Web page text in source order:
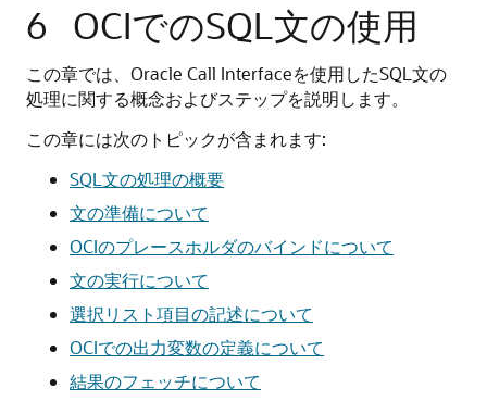
6 OCIでのSQL文の使用
この章では、Oracle Call Interfaceを使用したSQL文の
処理に関する概念およびステップを説明します。
この章には次のトピックが含まれます:
SQL文の処理の概要
文の準備について
OCIのプレースホルダのバインドについて
文の実行について
選択リスト項目の記述について
OCIでの出力変数の定義について
結果のフェッチについて